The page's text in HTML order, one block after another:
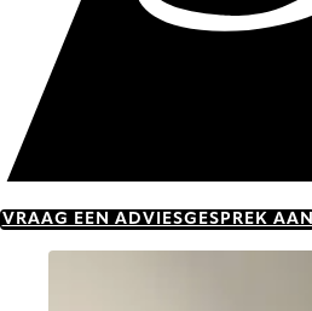
VRAAG EEN ADVIESGESPREK AAN
Go to item 0